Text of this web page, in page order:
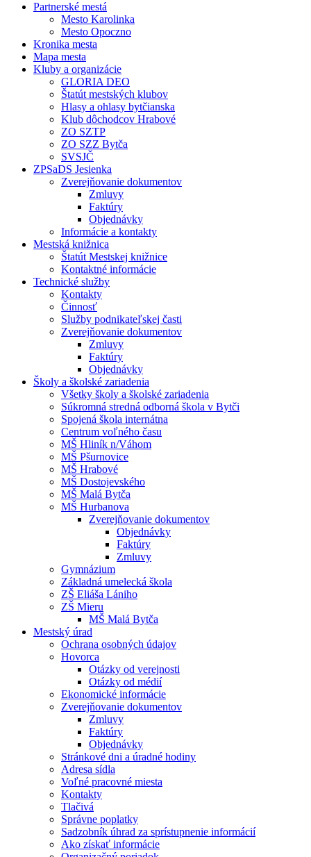
Partnerské mestá
Mesto Karolinka
Mesto Opoczno
Kronika mesta
Mapa mesta
Kluby a organizácie
GLORIA DEO
Štatút mestských klubov
Hlasy a ohlasy bytčianska
Klub dôchodcov Hrabové
ZO SZTP
ZO SZZ Bytča
SVSJČ
ZPSaDS Jesienka
Zverejňovanie dokumentov
Zmluvy
Faktúry
Objednávky
Informácie a kontakty
Mestská knižnica
Štatút Mestskej knižnice
Kontaktné informácie
Technické služby
Kontakty
Činnosť
Služby podnikateľskej časti
Zverejňovanie dokumentov
Zmluvy
Faktúry
Objednávky
Školy a školské zariadenia
Všetky školy a školské zariadenia
Súkromná stredná odborná škola v Bytči
Spojená škola internátna
Centrum voľného času
MŠ Hliník n/Váhom
MŠ Pšurnovice
MŠ Hrabové
MŠ Dostojevského
MŠ Malá Bytča
MŠ Hurbanova
Zverejňovanie dokumentov
Objednávky
Faktúry
Zmluvy
Gymnázium
Základná umelecká škola
ZŠ Eliáša Lániho
ZŠ Mieru
MŠ Malá Bytča
Mestský úrad
Ochrana osobných údajov
Hovorca
Otázky od verejnosti
Otázky od médií
Ekonomické informácie
Zverejňovanie dokumentov
Zmluvy
Faktúry
Objednávky
Stránkové dni a úradné hodiny
Adresa sídla
Voľné pracovné miesta
Kontakty
Tlačivá
Správne poplatky
Sadzobník úhrad za sprístupnenie informácií
Ako získať informácie